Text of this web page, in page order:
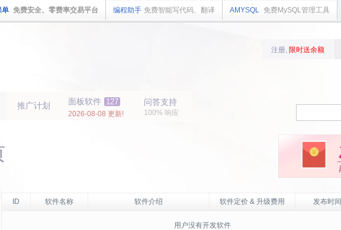
单 免费安全、零费率交易平台 编程助手 免费智能写代码、翻译 AMYSQL 免费MySQL管理工具
推广计划 面板软件 127
2026-08-08 更新!
问答支持
100% 响应
注册, 限时送余额
ID 软件名称 软件介绍 软件定价 & 升级费用 发布时间
用户没有开发软件